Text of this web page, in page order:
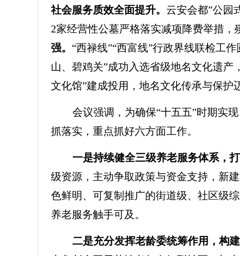
社会服务质效全面提升。 云安会都”公园
2家经营性公墓严格落实减项降费举措，
强。 “西禄线”“西富线”行政界线联检工作
山、碧鸡关”成功入选省级地名文化遗产
文化馆”建成投用，地名文化传承与保护
会议强调，为确保“十五五”时期实现
抓落实，重点抓好六方面工作。
一是持续健全三级养老服务体系，
级资源，主动争取政策与资金支持，新
色鲜明、可复制推广的街道级、社区级
养老服务触手可及。
二是充分发挥老龄委统筹作用，构建